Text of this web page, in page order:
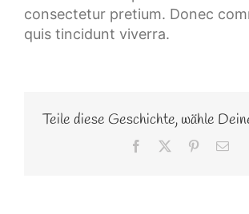
consectetur pretium. Donec
quis tincidunt viverra.
Teile diese Geschichte, wähle
Facebook Pinterest
E-